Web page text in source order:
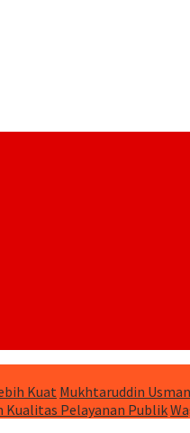
Kuat Mukhtaruddin
Kualitas Pelayanan Publik